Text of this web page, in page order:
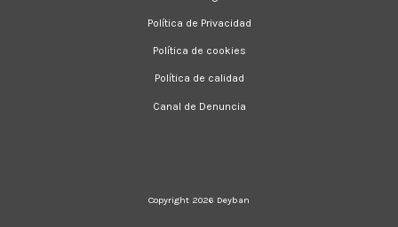
Política de Privacidad
Política de cookies
Política de calidad
Canal de Denuncia
Copyright 2026 Deyban